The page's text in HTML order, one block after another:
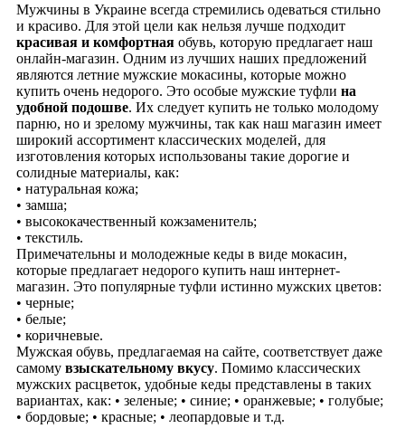
Мужчины в Украине всегда стремились одеваться стильно
и красиво. Для этой цели как нельзя лучше подходит
красивая и комфортная обувь, которую предлагает наш
онлайн-магазин. Одним из лучших наших предложений
являются летние мужские мокасины, которые можно
купить очень недорого. Это особые мужские туфли на
удобной подошве. Их следует купить не только молодому
парню, но и зрелому мужчины, так как наш магазин имеет
широкий ассортимент классических моделей, для
изготовления которых использованы такие дорогие и
солидные материалы, как:
• натуральная кожа;
• замша;
• высококачественный кожзаменитель;
• текстиль.
Примечательны и молодежные кеды в виде мокасин,
которые предлагает недорого купить наш интернет-
магазин. Это популярные туфли истинно мужских цветов:
• черные;
• белые;
• коричневые.
Мужская обувь, предлагаемая на сайте, соответствует даже
самому взыскательному вкусу. Помимо классических
мужских расцветок, удобные кеды представлены в таких
вариантах, как: • зеленые; • синие; • оранжевые; • голубые;
• бордовые; • красные; • леопардовые и т.д.